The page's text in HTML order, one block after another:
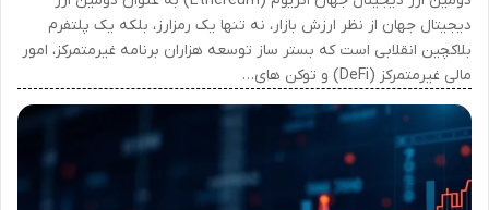
دیجیتال جهان از نظر ارزش بازار، نه تنها یک رمزارز، بلکه یک پلتفرم
بلاکچین انقلابی است که بستر ساز توسعه هزاران برنامه غیرمتمرکز، امور
مالی غیرمتمرکز (DeFi) و توکن های…